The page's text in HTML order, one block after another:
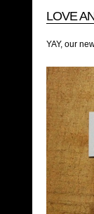
LOVE
YAY, our